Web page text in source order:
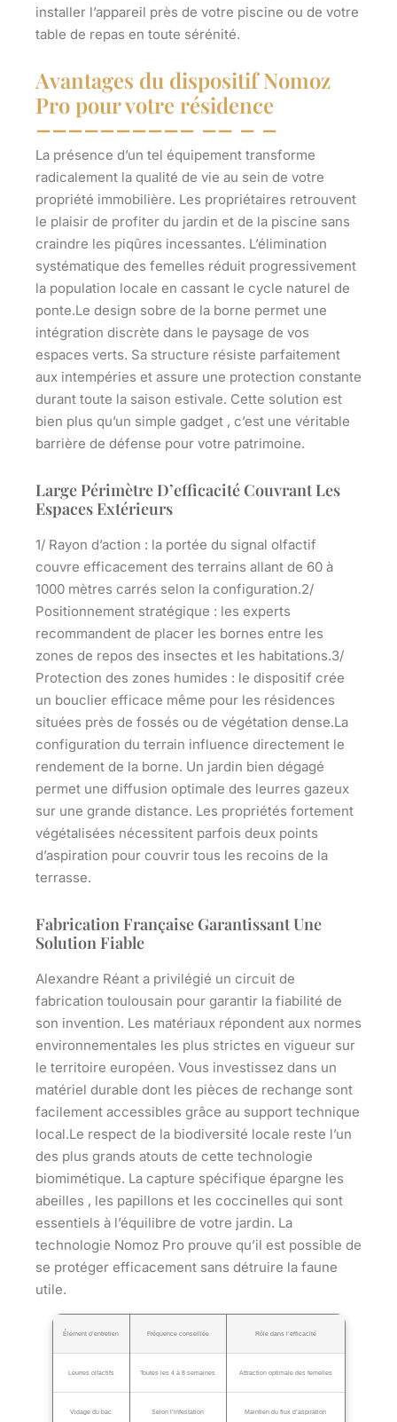
installer l’appareil près de votre piscine ou de votre
table de repas en toute sérénité.
Avantages du dispositif Nomoz
Pro pour votre résidence
La présence d’un tel équipement transforme
radicalement la qualité de vie au sein de votre
propriété immobilière. Les propriétaires retrouvent
le plaisir de profiter du jardin et de la piscine sans
craindre les piqûres incessantes. L’élimination
systématique des femelles réduit progressivement
la population locale en cassant le cycle naturel de
ponte.Le design sobre de la borne permet une
intégration discrète dans le paysage de vos
espaces verts. Sa structure résiste parfaitement
aux intempéries et assure une protection constante
durant toute la saison estivale. Cette solution est
bien plus qu’un simple gadget , c’est une véritable
barrière de défense pour votre patrimoine.
Large Périmètre D’efficacité Couvrant Les
Espaces Extérieurs
1/ Rayon d’action : la portée du signal olfactif
couvre efficacement des terrains allant de 60 à
1000 mètres carrés selon la configuration.2/
Positionnement stratégique : les experts
recommandent de placer les bornes entre les
zones de repos des insectes et les habitations.3/
Protection des zones humides : le dispositif crée
un bouclier efficace même pour les résidences
situées près de fossés ou de végétation dense.La
configuration du terrain influence directement le
rendement de la borne. Un jardin bien dégagé
permet une diffusion optimale des leurres gazeux
sur une grande distance. Les propriétés fortement
végétalisées nécessitent parfois deux points
d’aspiration pour couvrir tous les recoins de la
terrasse.
Fabrication Française Garantissant Une
Solution Fiable
Alexandre Réant a privilégié un circuit de
fabrication toulousain pour garantir la fiabilité de
son invention. Les matériaux répondent aux normes
environnementales les plus strictes en vigueur sur
le territoire européen. Vous investissez dans un
matériel durable dont les pièces de rechange sont
facilement accessibles grâce au support technique
local.Le respect de la biodiversité locale reste l’un
des plus grands atouts de cette technologie
biomimétique. La capture spécifique épargne les
abeilles , les papillons et les coccinelles qui sont
essentiels à l’équilibre de votre jardin. La
technologie Nomoz Pro prouve qu’il est possible de
se protéger efficacement sans détruire la faune
utile.
Élément d’entretien Fréquence conseillée Rôle dans l’efficacité
Leurres olfactifs Toutes les 4 à 8 semaines Attraction optimale des femelles
Vidage du bac Selon l’infestation Maintien du flux d’aspiration